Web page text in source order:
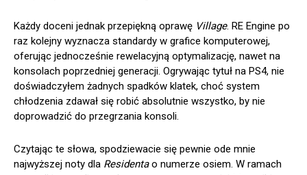
Każdy doceni jednak przepiękną oprawę Village. RE Engine po
raz kolejny wyznacza standardy w grafice komputerowej,
oferując jednocześnie rewelacyjną optymalizację, nawet na
konsolach poprzedniej generacji. Ogrywając tytuł na PS4, nie
doświadczyłem żadnych spadków klatek, choć system
chłodzenia zdawał się robić absolutnie wszystko, by nie
doprowadzić do przegrzania konsoli.
Czytając te słowa, spodziewacie się pewnie ode mnie
najwyższej noty dla Residentao numerze osiem. W ramach